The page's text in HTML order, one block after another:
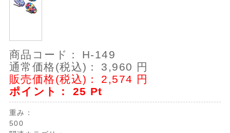
商品コード：
H-149
通常価格(税込)：
3,960 円
販売価格(税込)：
2,574 円
ポイント： 25 Pt
重み：
500